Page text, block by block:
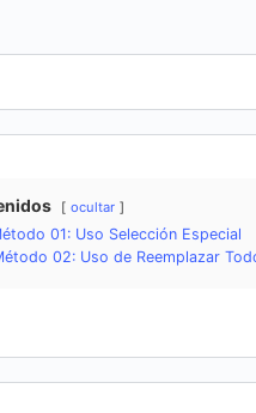
ocultar
01: Uso Selección Especial
02: Uso de Reemplazar